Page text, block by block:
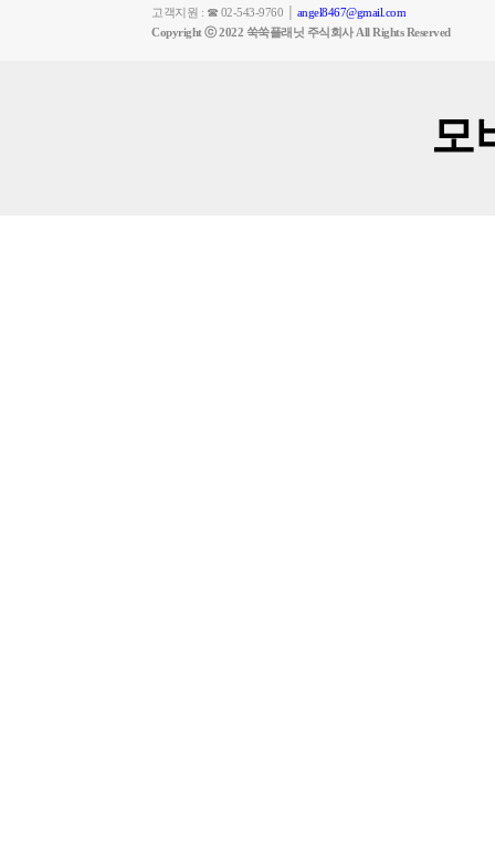
고객지원 : ☎ 02-543-9760 │ angel8467@gmail.com
Copyright ⓒ 2022 쑥쑥플래닛 주식회사 All Rights Reserved
모